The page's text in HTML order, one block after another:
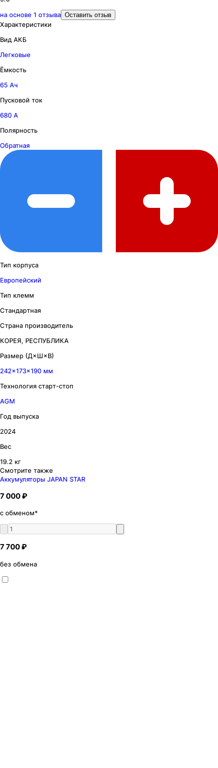
на основе 1 отзыва Оставить отзыв
Характеристики
Вид АКБ
Легковые
Ёмкость
65 Ач
Пусковой ток
680 А
Полярность
Обратная
Тип корпуса
Европейский
Тип клемм
Стандартная
Страна производитель
КОРЕЯ, РЕСПУБЛИКА
Размер (Д×Ш×В)
242×173×190 мм
Технология старт-стоп
AGM
Год выпуска
2024
Вес
19.2 кг
Смотрите также
Аккумуляторы JAPAN STAR
7 000 ₽
с обменом*
7 700 ₽
без обмена